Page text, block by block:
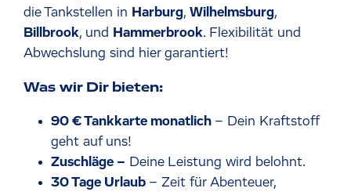
die Tankstellen in Harburg, Wilhelmsburg,
Billbrook, und Hammerbrook. Flexibilität und
Abwechslung sind hier garantiert!
Was wir Dir bieten:
90 € Tankkarte monatlich – Dein Kraftstoff
geht auf uns!
Zuschläge – Deine Leistung wird belohnt.
30 Tage Urlaub – Zeit für Abenteuer,